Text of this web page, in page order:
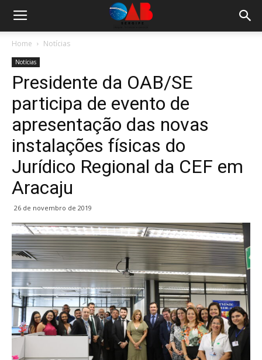
Home Notícias
Notícias
Presidente da OAB/SE
participa de evento de
apresentação das novas
instalações físicas do
Jurídico Regional da CEF em
Aracaju
26 de novembro de 2019